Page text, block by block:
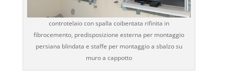
controtelaio con spalla coibentata rifinita in
fibrocemento, predisposizione esterna per montaggio
persiana blindata e staffe per montaggio a sbalzo su
muro a cappotto